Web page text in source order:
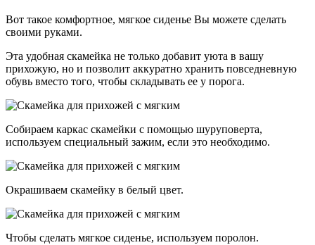
Вот такое комфортное, мягкое сиденье Вы можете сделать
своими руками.
Эта удобная скамейка не только добавит уюта в вашу
прихожую, но и позволит аккуратно хранить повседневную
обувь вместо того, чтобы складывать ее у порога.
Собираем каркас скамейки с помощью шуруповерта,
используем специальный зажим, если это необходимо.
Окрашиваем скамейку в белый цвет.
Чтобы сделать мягкое сиденье, используем поролон.